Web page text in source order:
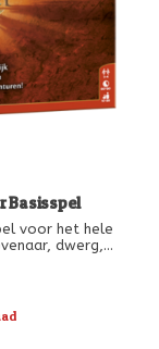
Basisspel
voor het hele
dwerg,
stap door het